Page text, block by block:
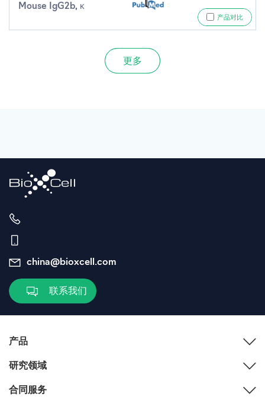
Mouse IgG2b, κ
产品对比
更多
china@bioxcell.com
联系我们
产品
研究领域
合同服务